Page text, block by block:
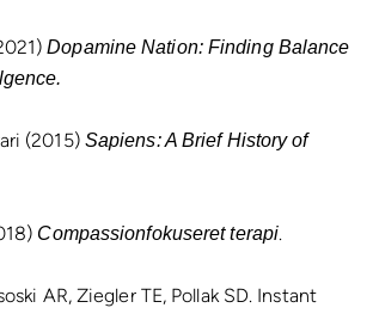
Dopamine Nation: Finding Balance
(2015) Sapiens: A Brief History of
Compassionfokuseret terapi.
AR, Ziegler TE, Pollak SD. Instant